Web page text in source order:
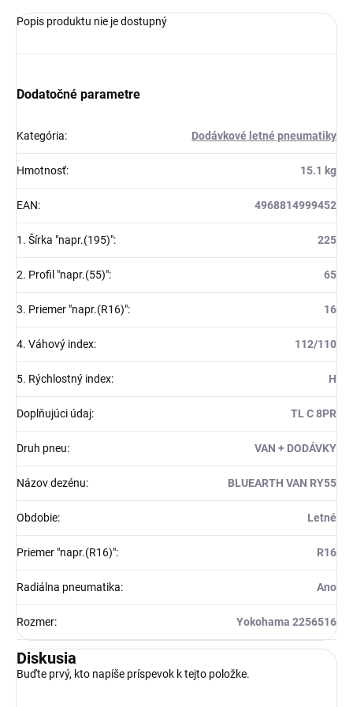
Popis produktu nie je dostupný
Dodatočné parametre
Kategória: Dodávkové letné pneumatiky
Hmotnosť: 15.1 kg
EAN: 4968814999452
1. Šírka "napr.(195)": 225
2. Profil "napr.(55)": 65
3. Priemer "napr.(R16)": 16
4. Váhový index: 112/110
5. Rýchlostný index: H
Doplňujúci údaj: TL C 8PR
Druh pneu: VAN + DODÁVKY
Názov dezénu: BLUEARTH VAN RY55
Obdobie: Letné
Priemer "napr.(R16)": R16
Radiálna pneumatika: Ano
Rozmer: Yokohama 2256516
Diskusia
Buďte prvý, kto napíše príspevok k tejto položke.